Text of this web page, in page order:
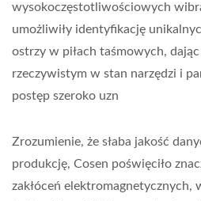
wysokoczęstotliwościowych
umożliwiły identyfikację
ostrzy w piłach taśmowych,
rzeczywistym w stan narzędzi i
postęp szeroko uzn
Zrozumienie, że słaba jakość
produkcję, Cosen poświęciło
zakłóceń elektromagnetycznych,